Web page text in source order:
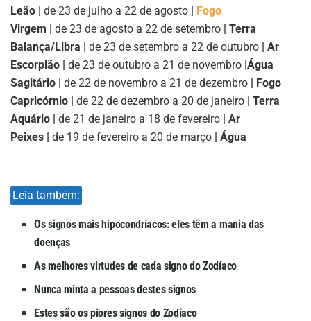
Leão | de 23 de julho a 22 de agosto | Fogo
Virgem | de 23 de agosto a 22 de setembro | Terra
Balança/Libra | de 23 de setembro a 22 de outubro | Ar
Escorpião | de 23 de outubro a 21 de novembro |Água
Sagitário | de 22 de novembro a 21 de dezembro | Fogo
Capricórnio | de 22 de dezembro a 20 de janeiro | Terra
Aquário | de 21 de janeiro a 18 de fevereiro | Ar
Peixes | de 19 de fevereiro a 20 de março | Água
Leia também:
Os signos mais hipocondríacos: eles têm a mania das
doenças
As melhores virtudes de cada signo do Zodíaco
Nunca minta a pessoas destes signos
Estes são os piores signos do Zodíaco